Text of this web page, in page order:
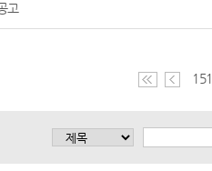
고
151